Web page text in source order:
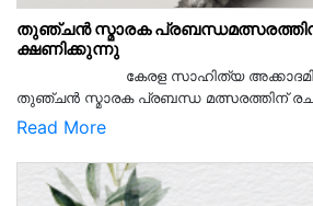
തുഞ്ചൻ സ്മാരക
ക്ഷണിക്കുന്നു
കേരള സാഹിത്യ
തുഞ്ചൻ സ്മാരക പ്രബന്ധ മത്സരത്തിന്
Read More